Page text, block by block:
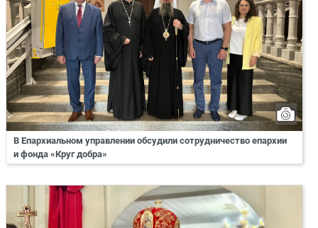
В Епархиальном управлении обсудили сотрудничество епархии
и фонда «Круг добра»